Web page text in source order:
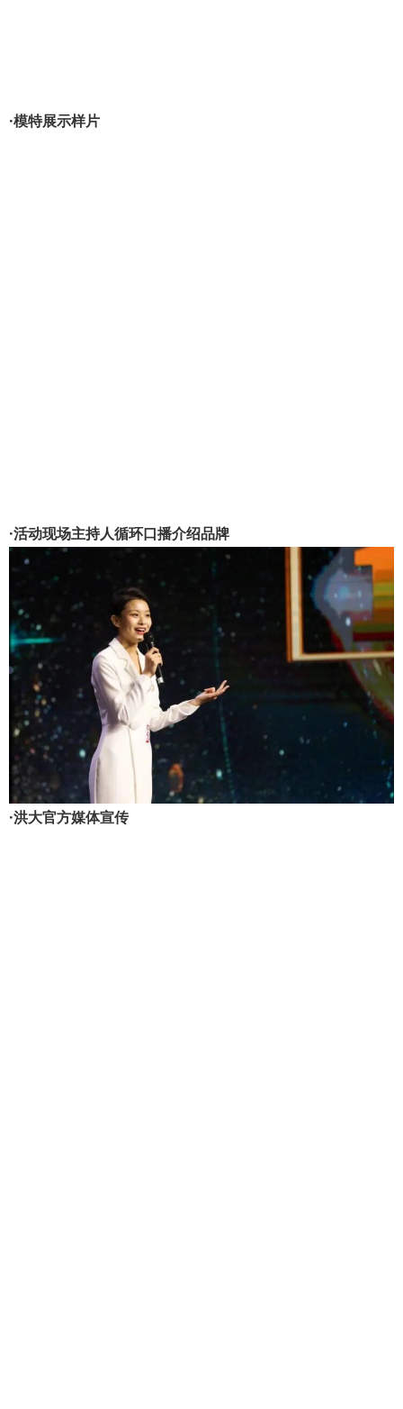
·模特展示样片
·活动现场主持人循环口播介绍品牌
·洪大官方媒体宣传